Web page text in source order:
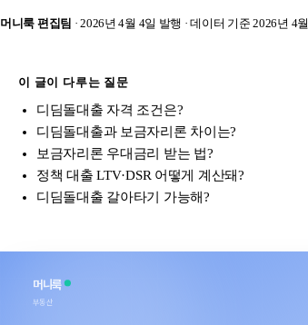
머니룩 편집팀 · 2026년 4월 4일 발행 · 데이터 기준 2026년 4월
이 글이 다루는 질문
디딤돌대출 자격 조건은?
디딤돌대출과 보금자리론 차이는?
보금자리론 우대금리 받는 법?
정책 대출 LTV·DSR 어떻게 계산돼?
디딤돌대출 갈아타기 가능해?
머니룩
부동산